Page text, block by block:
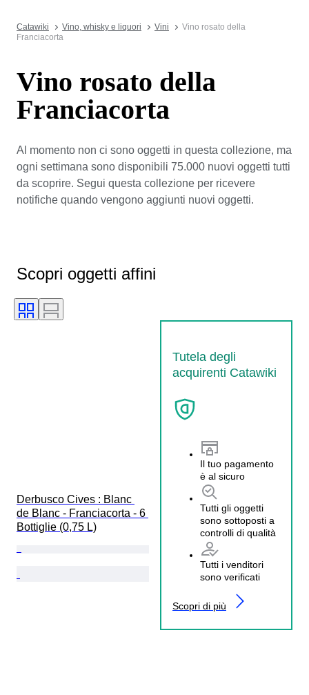
Catawiki Vino, whisky e liquori Vini
Vino rosato della
Franciacorta
Vino rosato della
Franciacorta
Al momento non ci sono oggetti in questa collezione, ma
ogni settimana sono disponibili 75.000 nuovi oggetti tutti
da scoprire. Segui questa collezione per ricevere
notifiche quando vengono aggiunti nuovi oggetti.
Scopri oggetti affini
Tutela degli
acquirenti Catawiki
Il tuo pagamento
è al sicuro
Tutti gli oggetti
sono sottoposti a
controlli di qualità
Tutti i venditori
sono verificati
Scopri di più
Derbusco Cives : Blanc
de Blanc - Franciacorta - 6
Bottiglie (0,75 L)